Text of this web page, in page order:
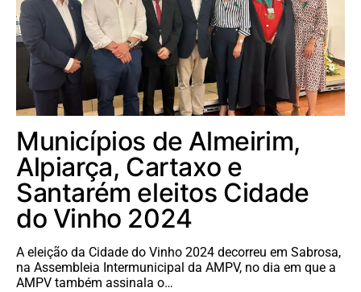
Municípios de Almeirim,
Alpiarça, Cartaxo e
Santarém eleitos Cidade
do Vinho 2024
A eleição da Cidade do Vinho 2024 decorreu em Sabrosa,
na Assembleia Intermunicipal da AMPV, no dia em que a
AMPV também assinala o…